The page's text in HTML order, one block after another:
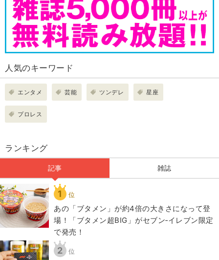
人気のキーワード
エンタメ 芸能 ツンデレ 星座
プロレス
ランキング
記事 雑誌
1 位
あの「ブタメン」が約4倍の大きさになって登
場！「ブタメン超BIG」がセブン‐イレブン限定
で発売！
2 位